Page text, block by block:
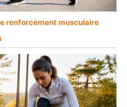
renforcement musculaire